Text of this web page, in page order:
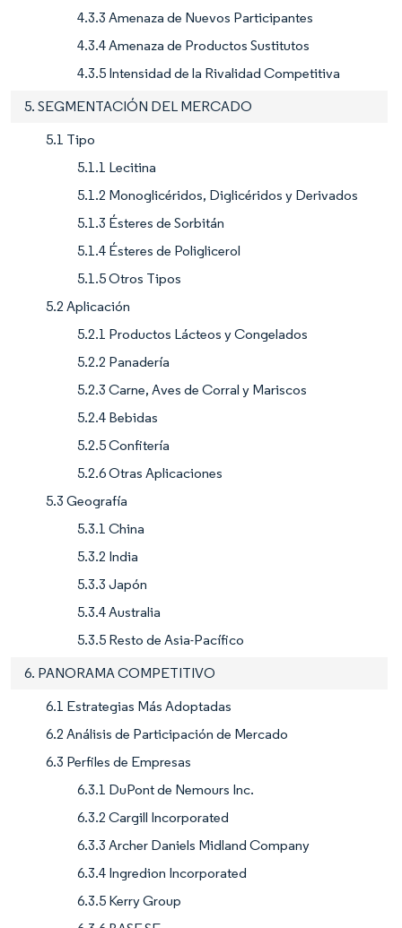
4.3.3 Amenaza de Nuevos Participantes
4.3.4 Amenaza de Productos Sustitutos
4.3.5 Intensidad de la Rivalidad Competitiva
5. SEGMENTACIÓN DEL MERCADO
5.1 Tipo
5.1.1 Lecitina
5.1.2 Monoglicéridos, Diglicéridos y Derivados
5.1.3 Ésteres de Sorbitán
5.1.4 Ésteres de Poliglicerol
5.1.5 Otros Tipos
5.2 Aplicación
5.2.1 Productos Lácteos y Congelados
5.2.2 Panadería
5.2.3 Carne, Aves de Corral y Mariscos
5.2.4 Bebidas
5.2.5 Confitería
5.2.6 Otras Aplicaciones
5.3 Geografía
5.3.1 China
5.3.2 India
5.3.3 Japón
5.3.4 Australia
5.3.5 Resto de Asia-Pacífico
6. PANORAMA COMPETITIVO
6.1 Estrategias Más Adoptadas
6.2 Análisis de Participación de Mercado
6.3 Perfiles de Empresas
6.3.1 DuPont de Nemours Inc.
6.3.2 Cargill Incorporated
6.3.3 Archer Daniels Midland Company
6.3.4 Ingredion Incorporated
6.3.5 Kerry Group